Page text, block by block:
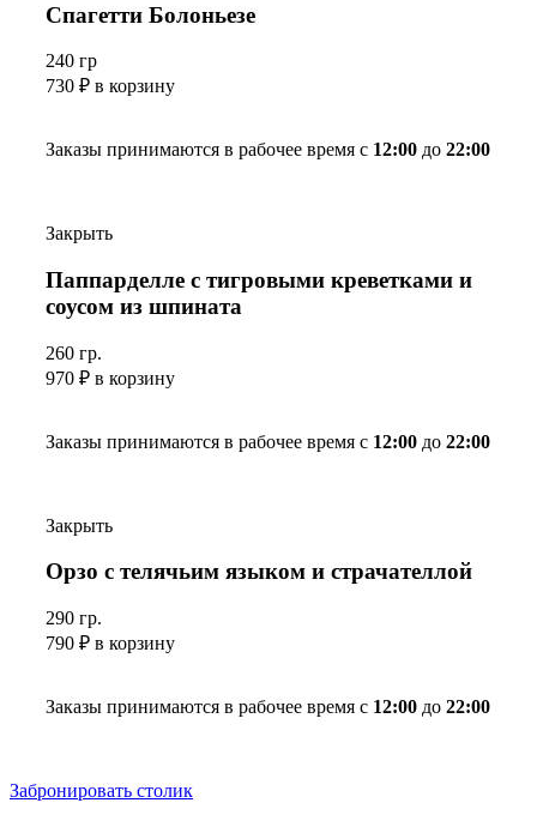
Спагетти Болоньезе
240 гр
730 ₽ в корзину
Заказы принимаются в рабочее время с 12:00 до 22:00
Закрыть
Паппарделле с тигровыми креветками и
соусом из шпината
260 гр.
970 ₽ в корзину
Заказы принимаются в рабочее время с 12:00 до 22:00
Закрыть
Орзо с телячьим языком и страчателлой
290 гр.
790 ₽ в корзину
Заказы принимаются в рабочее время с 12:00 до 22:00
Забронировать столик